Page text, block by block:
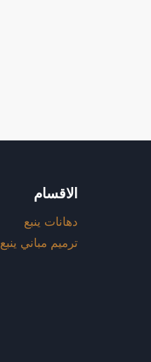
الاقسام
دهانات ينبع
ترميم مباني ينبع